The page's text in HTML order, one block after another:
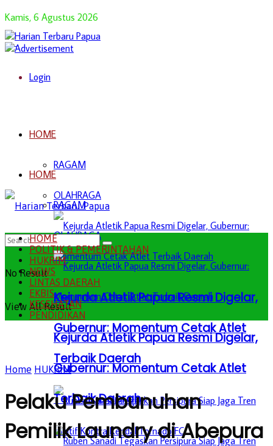
Kamis, 6 Agustus 2026
Login
HOME
RAGAM
OLAHRAGA
Kejurda Atletik Papua Resmi Digelar,
Gubernur: Momentum Cetak Atlet
Terbaik Daerah
HOME
RAGAM
OLAHRAGA
Kejurda Atletik Papua Resmi Digelar,
Gubernur: Momentum Cetak Atlet
Terbaik Daerah
No Result
View All Result
HOME
POLITIK & PEMERINTAHAN
HUKRIM
NEWS
LINTAS DAERAH
EKBIS
KESEHATAN
PENDIDIKAN
Home HUKRIM
Pelaku Pembunuhan
Pemilik Laundry di Abepura